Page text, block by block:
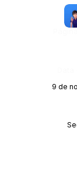
9 de